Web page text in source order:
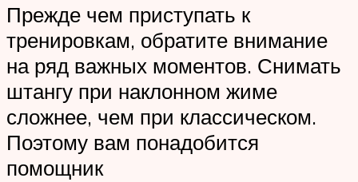
Прежде чем приступать к
тренировкам, обратите внимание
на ряд важных моментов. Снимать
штангу при наклонном жиме
сложнее, чем при классическом.
Поэтому вам понадобится
помощник